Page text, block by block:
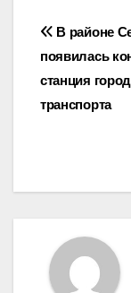
по
В районе
появилась
станция
транспорта